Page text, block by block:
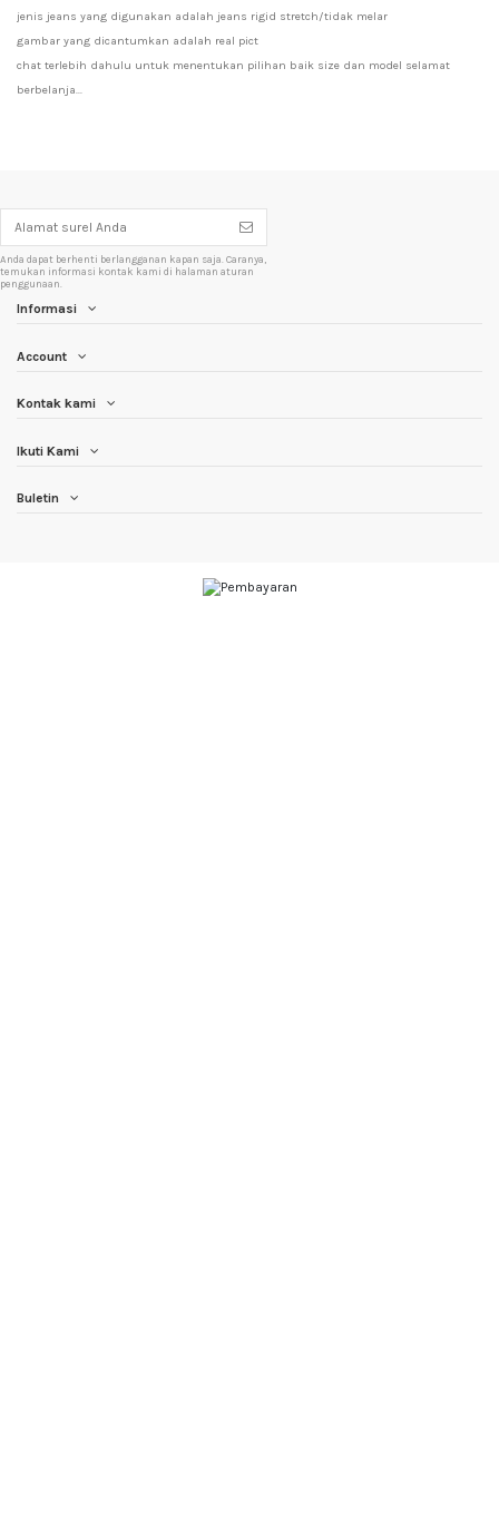
jenis jeans yang digunakan adalah jeans rigid stretch/tidak melar
gambar yang dicantumkan adalah real pict
chat terlebih dahulu untuk menentukan pilihan baik size dan model selamat
berbelanja...
Anda dapat berhenti berlangganan kapan saja. Caranya,
temukan informasi kontak kami di halaman aturan
penggunaan.
Informasi
Account
Kontak kami
Ikuti Kami
Buletin